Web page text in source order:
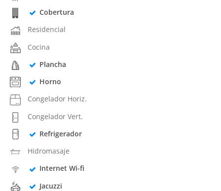
Cobertura
Residencial
Cocina
Plancha
Horno
Congelador Horiz.
Congelador Vert.
Refrigerador
Hidromasaje
Internet Wi-fi
Jacuzzi